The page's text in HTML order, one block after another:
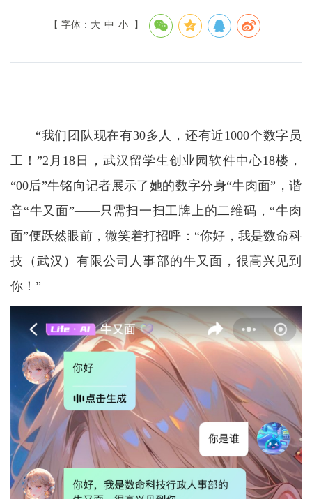
【 字体： 大 中 小 】
“我们团队现在有30多人，还有近1000个数字员
工！”2月18日，武汉留学生创业园软件中心18楼，
“00后”牛铭向记者展示了她的数字分身“牛肉面”，谐
音“牛又面”——只需扫一扫工牌上的二维码，“牛肉
面”便跃然眼前，微笑着打招呼：“你好，我是数命科
技（武汉）有限公司人事部的牛又面，很高兴见到
你！”